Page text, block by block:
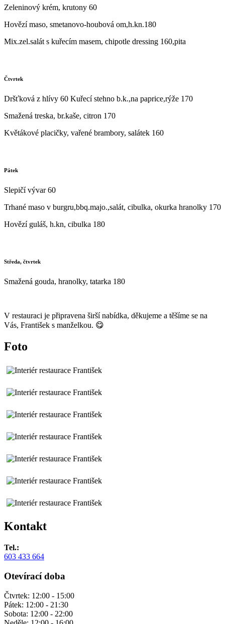
Zeleninový krém, krutony 60
Hovězí maso, smetanovo-houbová om,h.kn.180
Mix.zel.salát s kuřecím masem, chipotle dressing 160,pita
Čtvrtek
Dršťková z hlívy 60 Kuřecí stehno b.k.,na paprice,rýže 170
Smažená treska, br.kaše, citron 170
Květákové placičky, vařené brambory, salátek 160
Pátek
Slepičí vývar 60
Trhané maso v burgru,bbq.majo.,salát, cibulka, okurka hranolky 170
Hovězí guláš, h.kn, cibulka 180
Středa, čtvrtek
Smažená gouda, hranolky, tatarka 180
V restauraci je připravena širší nabídka, děkujeme a těšíme se na
Vás, František s manželkou. 😋
Foto
Kontakt
Tel.:
603 433 664
Otevírací doba
Čtvrtek: 12:00 - 15:00
Pátek: 12:00 - 21:30
Sobota: 12:00 - 22:00